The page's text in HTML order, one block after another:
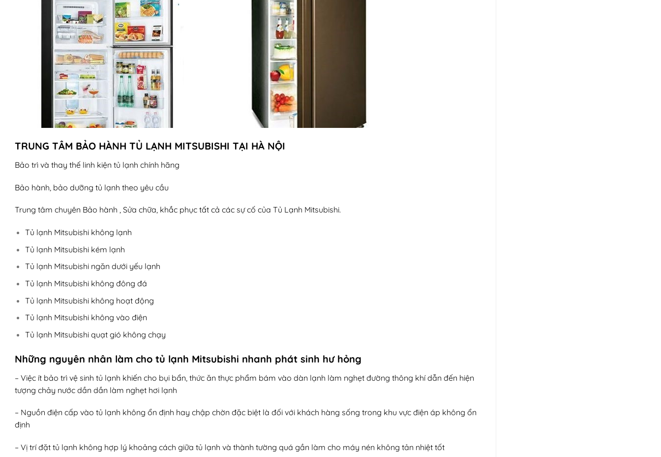
TRUNG TÂM BẢO HÀNH TỦ LẠNH MITSUBISHI TẠI HÀ NỘI
Bảo trì và thay thế linh kiện tủ lạnh chính hãng
Bảo hành, bảo dưỡng tủ lạnh theo yêu cầu
Trung tâm chuyên Bảo hành , Sửa chữa, khắc phục tất cả các sự cố của Tủ Lạnh Mitsubishi.
Tủ lạnh Mitsubishi không lạnh
Tủ lạnh Mitsubishi kém lạnh
Tủ lạnh Mitsubishi ngăn dưới yếu lạnh
Tủ lạnh Mitsubishi không đông đá
Tủ lạnh Mitsubishi không hoạt động
Tủ lạnh Mitsubishi không vào điện
Tủ lạnh Mitsubishi quạt gió không chạy
Những nguyên nhân làm cho tủ lạnh Mitsubishi nhanh phát sinh hư hỏng
– Việc ít bảo trì vệ sinh tủ lạnh khiến cho bụi bẩn, thức ăn thực phẩm bám vào dàn lạnh làm nghẹt đường thông khí dẫn đến hiện
tượng chảy nước dần dần làm nghẹt hơi lạnh
– Nguồn điện cấp vào tủ lạnh không ổn định hay chập chờn đặc biệt là đối với khách hàng sống trong khu vực điện áp không ổn
định
– Vị trí đặt tủ lạnh không hợp lý khoảng cách giữa tủ lạnh và thành tường quá gần làm cho máy nén không tản nhiệt tốt